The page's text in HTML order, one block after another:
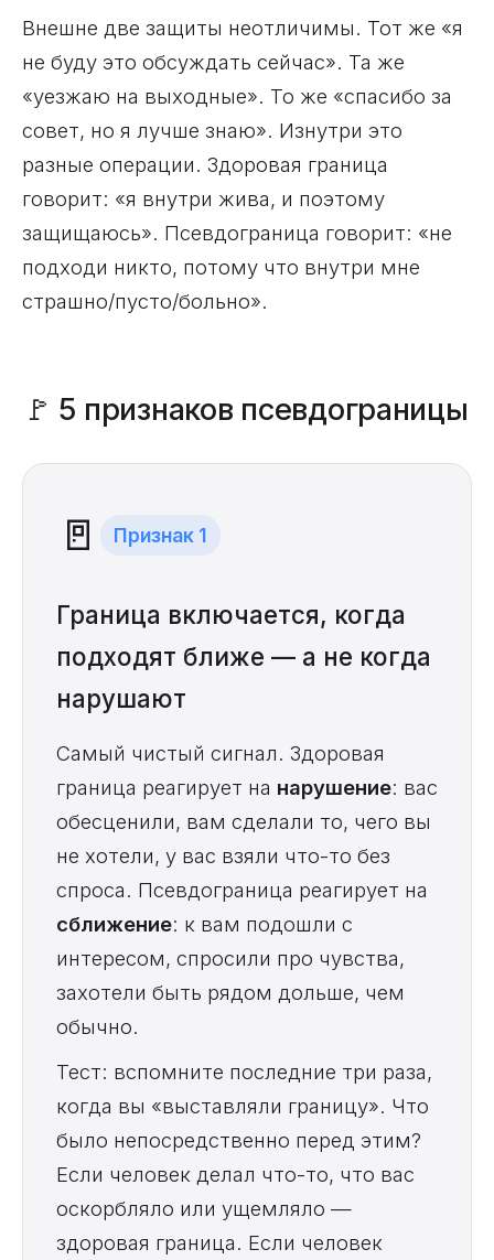
Внешне две защиты неотличимы. Тот же «я
не буду это обсуждать сейчас». Та же
«уезжаю на выходные». То же «спасибо за
совет, но я лучше знаю». Изнутри это
разные операции. Здоровая граница
говорит: «я внутри жива, и поэтому
защищаюсь». Псевдограница говорит: «не
подходи никто, потому что внутри мне
страшно/пусто/больно».
🚩 5 признаков псевдограницы
🚪 Признак 1
Граница включается, когда
подходят ближе — а не когда
нарушают
Самый чистый сигнал. Здоровая
граница реагирует на нарушение: вас
обесценили, вам сделали то, чего вы
не хотели, у вас взяли что-то без
спроса. Псевдограница реагирует на
сближение: к вам подошли с
интересом, спросили про чувства,
захотели быть рядом дольше, чем
обычно.
Тест: вспомните последние три раза,
когда вы «выставляли границу». Что
было непосредственно перед этим?
Если человек делал что-то, что вас
оскорбляло или ущемляло —
здоровая граница. Если человек